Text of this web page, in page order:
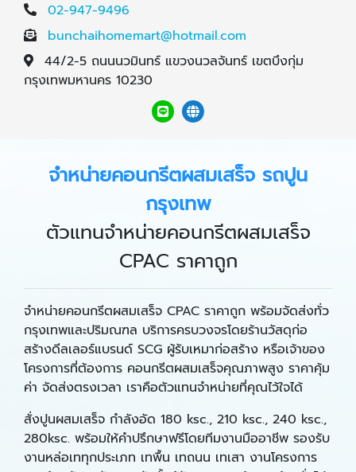
02-947-9496
bunchaihomemart@hotmail.com
44/2-5 ถนนนวมินทร์ แขวงนวลจันทร์ เขตบึงกุ่ม
กรุงเทพมหานคร 10230
จำหน่ายคอนกรีตผสมเสร็จ รถปูน
กรุงเทพ
ตัวแทนจำหน่ายคอนกรีตผสมเสร็จ
CPAC ราคาถูก
จำหน่ายคอนกรีตผสมเสร็จ CPAC ราคาถูก พร้อมจัดส่งทั่ว
กรุงเทพและปริมณฑล บริการครบวงจรโดยร้านวัสดุก่อ
สร้างดีลเลอร์แบรนด์ SCG ผู้รับเหมาก่อสร้าง หรือเจ้าของ
โครงการที่ต้องการ คอนกรีตผสมเสร็จคุณภาพสูง ราคาคุ้ม
ค่า จัดส่งตรงเวลา เราคือตัวแทนจำหน่ายที่คุณไว้ใจได้
สั่งปูนผสมเสร็จ กำลังอัด 180 ksc., 210 ksc., 240 ksc.,
280ksc. พร้อมให้คำปรึกษาฟรีโดยทีมงานมืออาชีพ รองรับ
งานหล่อเททุกประเภท เทพื้น เทถนน เทเสา งานโครงการ